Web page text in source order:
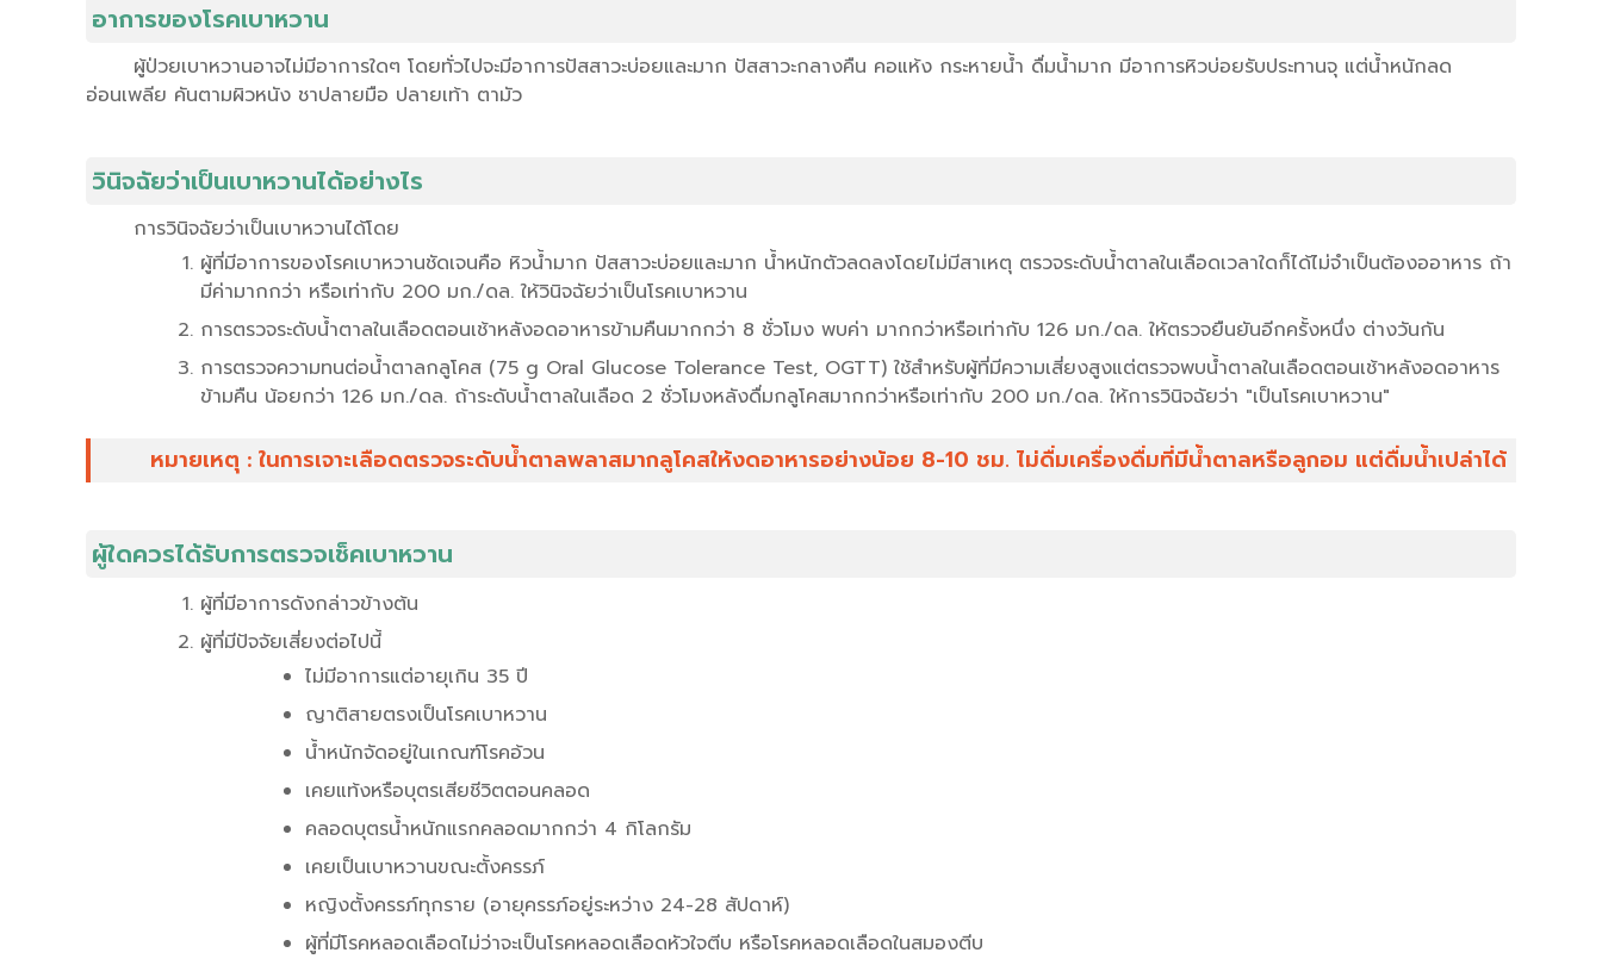
อาการของโรคเบาหวาน
ผู้ป่วยเบาหวานอาจไม่มีอาการใดๆ โดยทั่วไปจะมีอาการปัสสาวะบ่อยและมาก ปัสสาวะกลางคืน คอแห้ง กระหายน้ำ ดื่มน้ำมาก มีอาการหิวบ่อยรับประทานจุ แต่น้ำหนักลด
อ่อนเพลีย คันตามผิวหนัง ชาปลายมือ ปลายเท้า ตามัว
วินิจฉัยว่าเป็นเบาหวานได้อย่างไร
การวินิจฉัยว่าเป็นเบาหวานได้โดย
ผู้ที่มีอาการของโรคเบาหวานชัดเจนคือ หิวน้ำมาก ปัสสาวะบ่อยและมาก น้ำหนักตัวลดลงโดยไม่มีสาเหตุ ตรวจระดับน้ำตาลในเลือดเวลาใดก็ได้ไม่จำเป็นต้องออาหาร ถ้า
มีค่ามากกว่า หรือเท่ากับ 200 มก./ดล. ให้วินิจฉัยว่าเป็นโรคเบาหวาน
การตรวจระดับน้ำตาลในเลือดตอนเช้าหลังอดอาหารข้ามคืนมากกว่า 8 ชั่วโมง พบค่า มากกว่าหรือเท่ากับ 126 มก./ดล. ให้ตรวจยืนยันอีกครั้งหนึ่ง ต่างวันกัน
การตรวจความทนต่อน้ำตาลกลูโคส (75 g Oral Glucose Tolerance Test, OGTT) ใช้สำหรับผู้ที่มีความเสี่ยงสูงแต่ตรวจพบน้ำตาลในเลือดตอนเช้าหลังอดอาหาร
ข้ามคืน น้อยกว่า 126 มก./ดล. ถ้าระดับน้ำตาลในเลือด 2 ชั่วโมงหลังดื่มกลูโคสมากกว่าหรือเท่ากับ 200 มก./ดล. ให้การวินิจฉัยว่า "เป็นโรคเบาหวาน"
หมายเหตุ : ในการเจาะเลือดตรวจระดับน้ำตาลพลาสมากลูโคสให้งดอาหารอย่างน้อย 8-10 ชม. ไม่ดื่มเครื่องดื่มที่มีน้ำตาลหรือลูกอม แต่ดื่มน้ำเปล่าได้
ผู้ใดควรได้รับการตรวจเช็คเบาหวาน
ผู้ที่มีอาการดังกล่าวข้างต้น
ผู้ที่มีปัจจัยเสี่ยงต่อไปนี้
ไม่มีอาการแต่อายุเกิน 35 ปี
ญาติสายตรงเป็นโรคเบาหวาน
น้ำหนักจัดอยู่ในเกณฑ์โรคอ้วน
เคยแท้งหรือบุตรเสียชีวิตตอนคลอด
คลอดบุตรน้ำหนักแรกคลอดมากกว่า 4 กิโลกรัม
เคยเป็นเบาหวานขณะตั้งครรภ์
หญิงตั้งครรภ์ทุกราย (อายุครรภ์อยู่ระหว่าง 24-28 สัปดาห์)
ผู้ที่มีโรคหลอดเลือดไม่ว่าจะเป็นโรคหลอดเลือดหัวใจตีบ หรือโรคหลอดเลือดในสมองตีบ